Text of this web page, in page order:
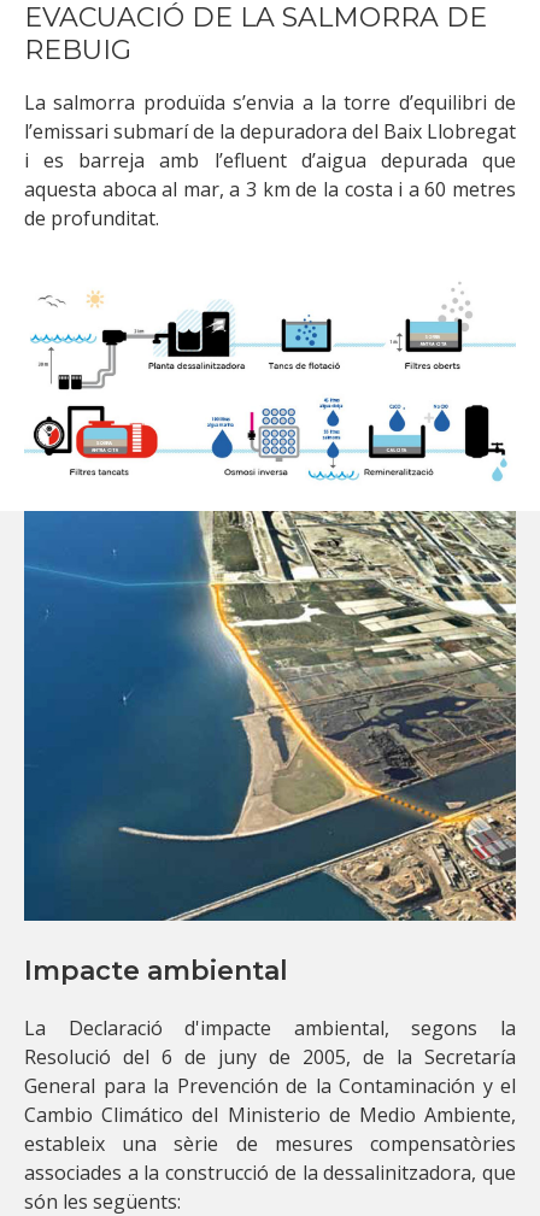
EVACUACIÓ DE LA SALMORRA DE
REBUIG
La salmorra produïda s’envia a la torre d’equilibri de
l’emissari submarí de la depuradora del Baix Llobregat
i es barreja amb l’efluent d’aigua depurada que
aquesta aboca al mar, a 3 km de la costa i a 60 metres
de profunditat.
Impacte ambiental
La Declaració d'impacte ambiental, segons la
Resolució del 6 de juny de 2005, de la Secretaría
General para la Prevención de la Contaminación y el
Cambio Climático del Ministerio de Medio Ambiente,
estableix una sèrie de mesures compensatòries
associades a la construcció de la dessalinitzadora, que
són les següents: